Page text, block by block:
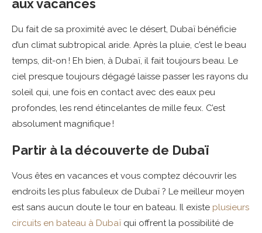
aux vacances
Du fait de sa proximité avec le désert, Dubaï bénéficie
d’un climat subtropical aride. Après la pluie, c’est le beau
temps, dit-on ! Eh bien, à Dubaï, il fait toujours beau. Le
ciel presque toujours dégagé laisse passer les rayons du
soleil qui, une fois en contact avec des eaux peu
profondes, les rend étincelantes de mille feux. C’est
absolument magnifique !
Partir à la découverte de Dubaï
Vous êtes en vacances et vous comptez découvrir les
endroits les plus fabuleux de Dubaï ? Le meilleur moyen
est sans aucun doute le tour en bateau. Il existe plusieurs
circuits en bateau à Dubaï qui offrent la possibilité de